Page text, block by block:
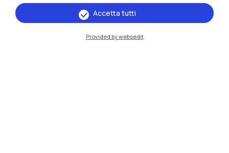
IT
Sedi
Milano Leonardo
Accetta tutti
Provided by websedit